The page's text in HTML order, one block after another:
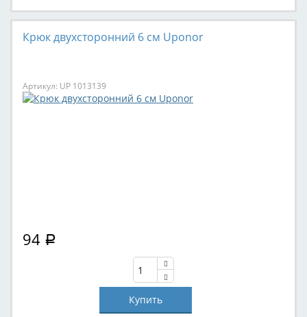
Крюк двухсторонний 6 см Uponor
Артикул: UP 1013139
94 Р